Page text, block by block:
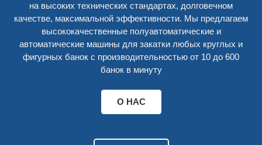
на высоких технических стандартах, долговечном
качестве, максимальной эффективности. Мы предлагаем
высококачественные полуавтоматические и
автоматические машины для закатки любых круглых и
фигурных банок с производительностью от 10 до 600
банок в минуту
О НАС